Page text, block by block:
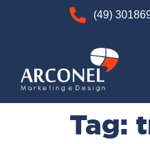
(49)
Tag: